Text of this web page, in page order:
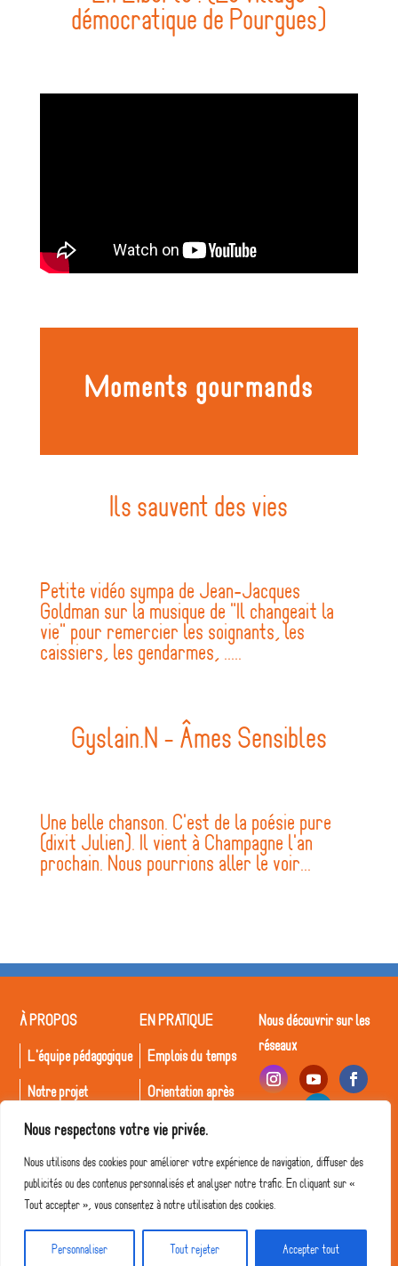
Nous respectons votre vie privée.
Nous utilisons des cookies pour améliorer votre expérience de navigation, diffuser des
publicités ou des contenus personnalisés et analyser notre trafic. En cliquant sur «
Tout accepter », vous consentez à notre utilisation des cookies.
Personnaliser Tout rejeter Accepter tout
démocratique de Pourgues)
Moments gourmands
Ils sauvent des vies
Petite vidéo sympa de Jean-Jacques
Goldman sur la musique de "Il changeait la
vie" pour remercier les soignants, les
caissiers, les gendarmes, .....
Gyslain.N - Âmes Sensibles
Une belle chanson. C'est de la poésie pure
(dixit Julien). Il vient à Champagne l'an
prochain. Nous pourrions aller le voir...
À PROPOS
L'équipe pédagogique
Notre projet
Le Collège
EN PRATIQUE
Emplois du temps
Orientation après
Inscriptions
Nous découvrir sur les
réseaux
Recrutement
© Collège Déclic 2026 • Tous droits réservés
Mentions légales
- Site web édité par Alexis Collaudin Digital